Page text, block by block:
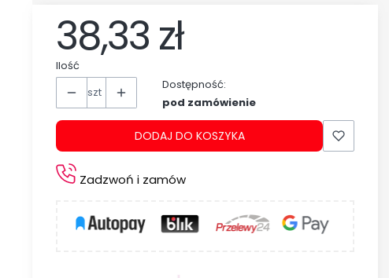
38,33 zł
Ilość
szt
Dostępność:
pod zamówienie
DODAJ DO KOSZYKA
Zadzwoń i zamów